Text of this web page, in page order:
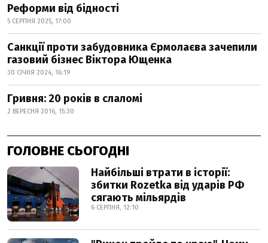
Реформи від бідності
5 СЕРПНЯ 2025, 17:00
Санкції проти забудовника Єрмолаєва зачепили
газовий бізнес Віктора Ющенка
30 СІЧНЯ 2024, 16:19
Гривня: 20 років в слаломі
2 ВЕРЕСНЯ 2016, 15:30
ГОЛОВНЕ СЬОГОДНІ
Найбільші втрати в історії:
збитки Rozetka від ударів РФ
сягають мільярдів
6 СЕРПНЯ, 12:10